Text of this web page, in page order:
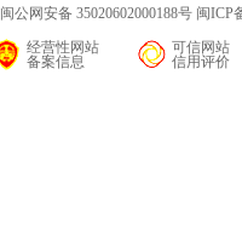
闽公网安备 35020602000188号 闽ICP
经营性网站
备案信息
可信网站
信用评价